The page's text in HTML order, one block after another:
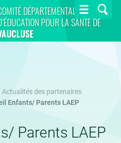
DÉPARTEMENTAL
POUR LA SANTÉ DE
Actualités des partenaires
Enfants/ Parents LAEP
Parents LAEP